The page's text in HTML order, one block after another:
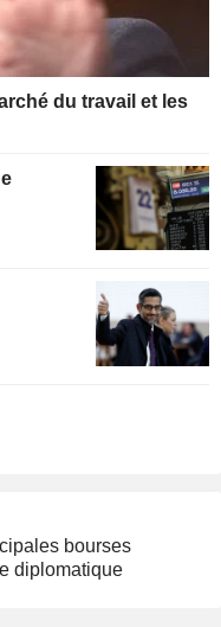
du travail et les
bourses
diplomatique